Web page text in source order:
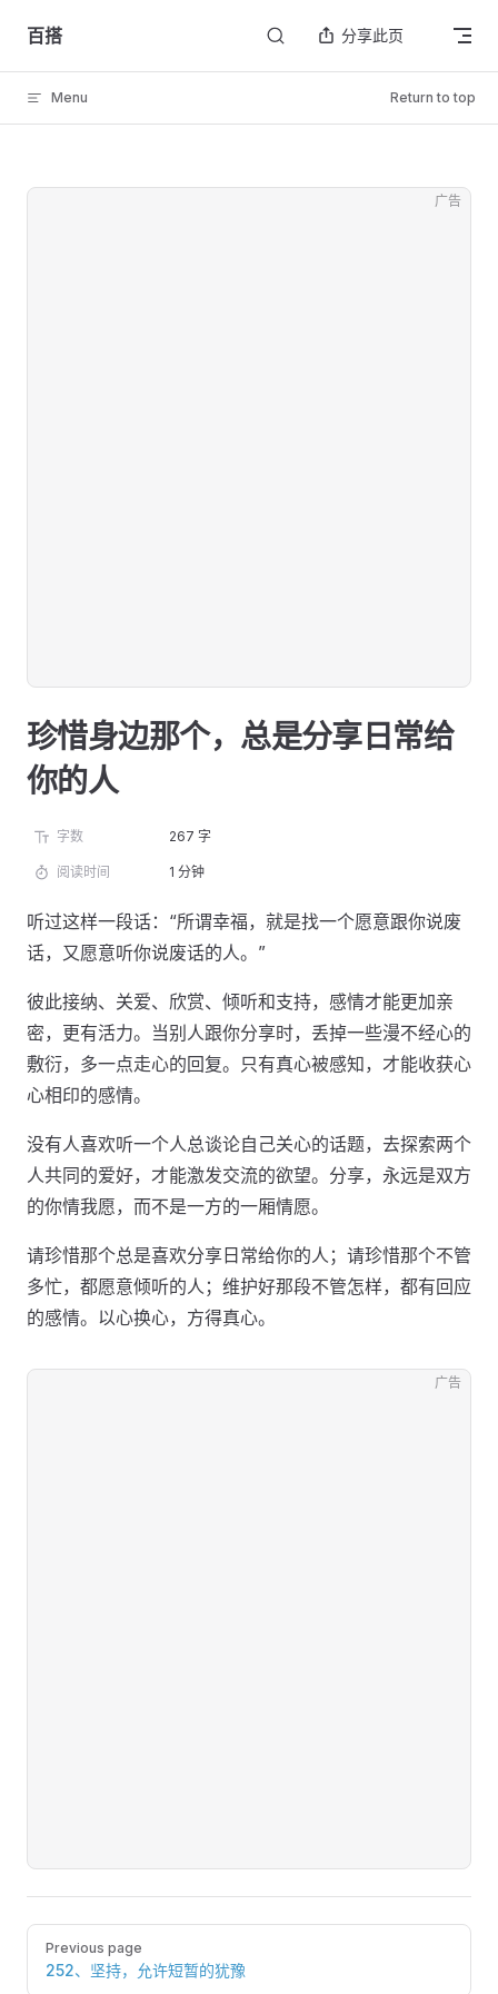
Skip to content
百搭 分享此页
Menu Return to top
广告
珍惜身边那个，总是分享日常给
你的人
字数 267 字
阅读时间 1 分钟
听过这样一段话：“所谓幸福，就是找一个愿意跟你说废
话，又愿意听你说废话的人。”
彼此接纳、关爱、欣赏、倾听和支持，感情才能更加亲
密，更有活力。当别人跟你分享时，丢掉一些漫不经心的
敷衍，多一点走心的回复。只有真心被感知，才能收获心
心相印的感情。
没有人喜欢听一个人总谈论自己关心的话题，去探索两个
人共同的爱好，才能激发交流的欲望。分享，永远是双方
的你情我愿，而不是一方的一厢情愿。
请珍惜那个总是喜欢分享日常给你的人；请珍惜那个不管
多忙，都愿意倾听的人；维护好那段不管怎样，都有回应
的感情。以心换心，方得真心。
广告
Pager
Previous page
252、坚持，允许短暂的犹豫